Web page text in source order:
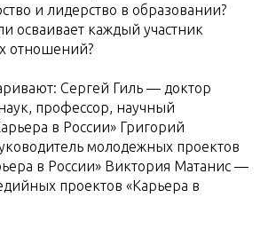
и лидерство в образовании?
осваивает каждый участник
отношений?
Сергей Гиль — доктор
профессор, научный
в России» Григорий
молодежных проектов
в России» Виктория Матанис —
проектов «Карьера в